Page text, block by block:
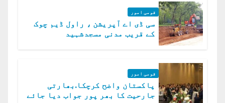
قومی امور
سی ڈی اے آپریشن ، راول ڈیم چوک
کے قریب مدنی مسجدشہید
قومی امور
پاکستان واضح کرچکا.بھارتی
جارحیت کا بھر پور جواب دیا جائے